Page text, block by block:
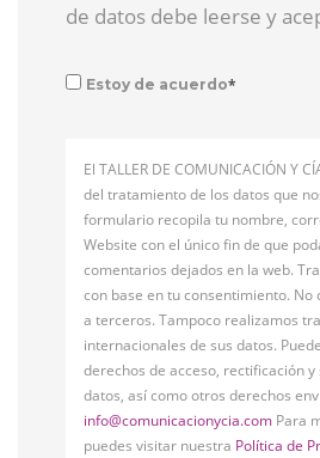
de datos debe leerse y
Estoy de acuerdo*
El TALLER DE COMUNICACIÓN Y
del tratamiento de los datos que
formulario recopila tu nombre,
Website con el único fin de que
comentarios dejados en la web.
con base en tu consentimiento. No
a terceros. Tampoco realizamos
internacionales de sus datos.
derechos de acceso, rectificación y
datos, así como otros derechos
info@comunicacionycia.com Para
puedes visitar nuestra Política de